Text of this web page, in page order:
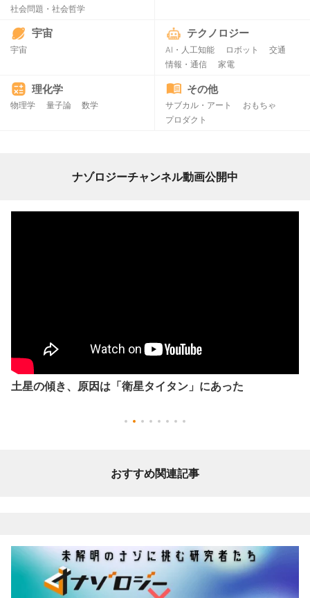
社会問題・社会哲学
宇宙
宇宙
テクノロジー
AI・人工知能 ロボット
交通
情報・通信
家電
理化学
物理学 量子論 数学
その他
サブカル・アート
おもちゃ
プロダクト
ナゾロジーチャンネル動画公開中
土星の傾き、原因は「衛星タイタン」にあった
おすすめ関連記事